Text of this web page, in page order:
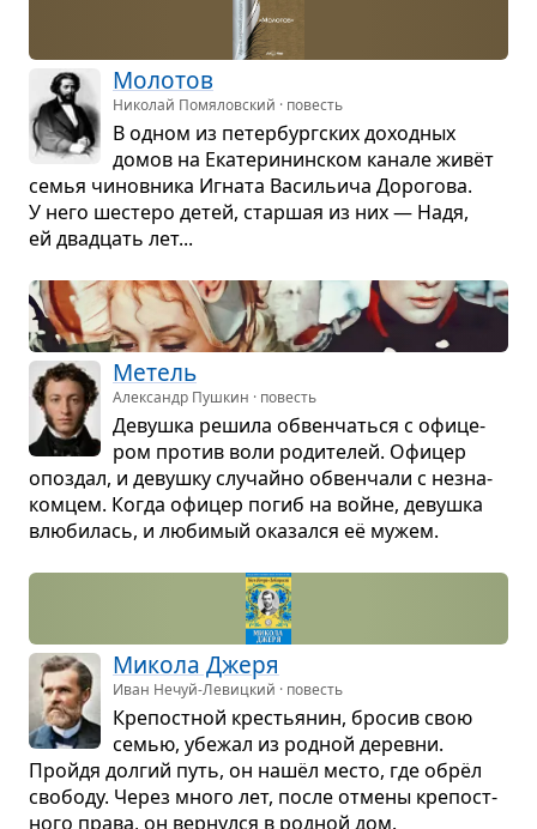
Моло­тов
Николай Помяловский · повесть
В одном из петер­бург­ских доход­ных
домов на Ека­те­ри­нин­ском канале живёт
семья чинов­ника Игната Васи­льича Доро­гова.
У него шестеро детей, стар­шая из них — Надя,
ей два­дцать лет...
Метель
Александр Пушкин · повесть
Девушка решила обвен­чаться с офи­це­
ром про­тив воли роди­те­лей. Офи­цер
опоз­дал, и девушку слу­чайно обвен­чали с незна­
ком­цем. Когда офи­цер погиб на войне, девушка
влю­би­лась, и люби­мый ока­зался её мужем.
Микола Джеря
Иван Нечуй-Левицкий · повесть
Кре­пост­ной кре­стья­нин, бро­сив свою
семью, убе­жал из род­ной деревни.
Пройдя дол­гий путь, он нашёл место, где обрёл
сво­боду. Через много лет, после отмены кре­пост­
ного права, он вер­нулся в род­ной дом.